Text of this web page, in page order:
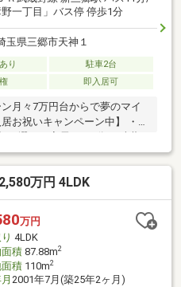
野一丁目」バス停 停歩1分
玉県三郷市天神１
り
駐車2台
即入居可
月々7万円台からで夢のマイ
お祝いキャンペーン中】 ・エ
ト 新生活を快適に始められる
はスタッフまでお問い合わせ
は「見学予約フォーム」より
ムサポート体制】 ・住宅ロー
） ・周辺環境レポート提供
サービス ・即日案内対応可能
万円 4LDK
万円
4LDK
積87.88m2
積110m2
2001年7月(築25年2ヶ月)